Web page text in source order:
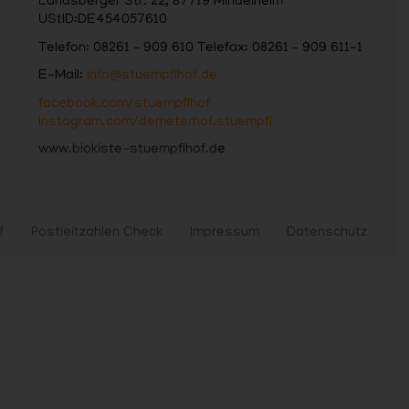
UStID:DE454057610
Telefon: 08261 – 909 610 Telefax: 08261 – 909 611-1
E-Mail: info@stuempflhof.de
facebook.com/stuempflhof
instagram.com/demeterhof.stuempfl
www.biokiste-stuempflhof.de
Postleitzahlen Check Impressum Datenschutz